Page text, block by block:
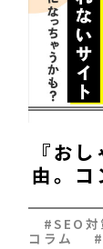
『お
由。コ
#SEO
コラム #